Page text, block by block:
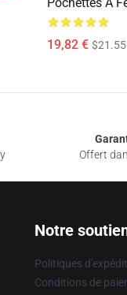
19,82 € $21.55
Offert
Notre
Politiques
Conditions de